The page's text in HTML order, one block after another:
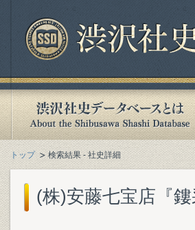
トップ 検索結果 - 社史詳細
(株)安藤七宝店『